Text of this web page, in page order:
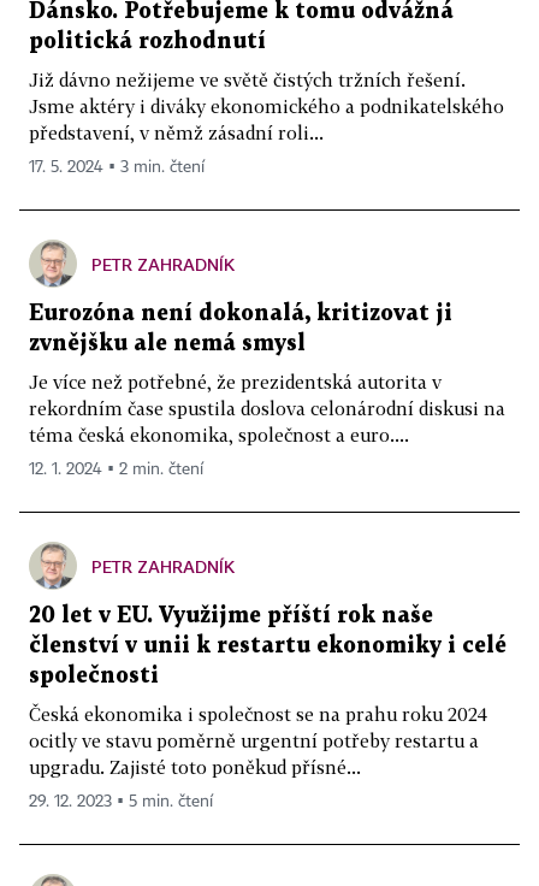
Dánsko. Potřebujeme k tomu odvážná
politická rozhodnutí
Již dávno nežijeme ve světě čistých tržních řešení.
Jsme aktéry i diváky ekonomického a podnikatelského
představení, v němž zásadní roli...
17. 5. 2024 ▪ 3 min. čtení
PETR ZAHRADNÍK
Eurozóna není dokonalá, kritizovat ji
zvnějšku ale nemá smysl
Je více než potřebné, že prezidentská autorita v
rekordním čase spustila doslova celonárodní diskusi na
téma česká ekonomika, společnost a euro....
12. 1. 2024 ▪ 2 min. čtení
PETR ZAHRADNÍK
20 let v EU. Využijme příští rok naše
členství v unii k restartu ekonomiky i celé
společnosti
Česká ekonomika i společnost se na prahu roku 2024
ocitly ve stavu poměrně urgentní potřeby restartu a
upgradu. Zajisté toto poněkud přísné...
29. 12. 2023 ▪ 5 min. čtení